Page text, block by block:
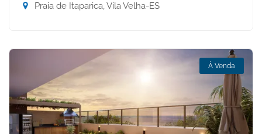
Praia de Itaparica, Vila Velha-ES
À Venda